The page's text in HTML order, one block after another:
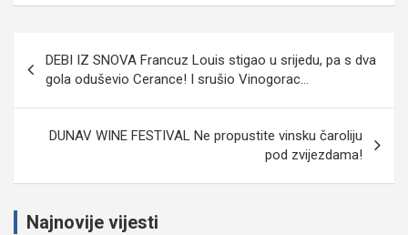
objava
DEBI IZ SNOVA Francuz Louis stigao u srijedu, pa s dva
gola oduševio Cerance! I srušio Vinogorac…
DUNAV WINE FESTIVAL Ne propustite vinsku čaroliju
pod zvijezdama!
Najnovije vijesti